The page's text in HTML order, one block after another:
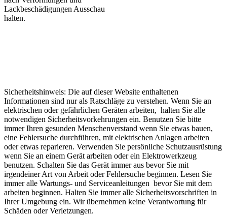
Lackbeschädigungen Ausschau
halten.
Sicherheitshinweis: Die auf dieser Website enthaltenen
Informationen sind nur als Ratschläge zu verstehen. Wenn Sie an
elektrischen oder gefährlichen Geräten arbeiten, halten Sie alle
notwendigen Sicherheitsvorkehrungen ein. Benutzen Sie bitte
immer Ihren gesunden Menschenverstand wenn Sie etwas bauen,
eine Fehlersuche durchführen, mit elektrischen Anlagen arbeiten
oder etwas reparieren. Verwenden Sie persönliche Schutzausrüstung
wenn Sie an einem Gerät arbeiten oder ein Elektrowerkzeug
benutzen. Schalten Sie das Gerät immer aus bevor Sie mit
irgendeiner Art von Arbeit oder Fehlersuche beginnen. Lesen Sie
immer alle Wartungs- und Serviceanleitungen bevor Sie mit dem
arbeiten beginnen. Halten Sie immer alle Sicherheitsvorschriften in
Ihrer Umgebung ein. Wir übernehmen keine Verantwortung für
Schäden oder Verletzungen.